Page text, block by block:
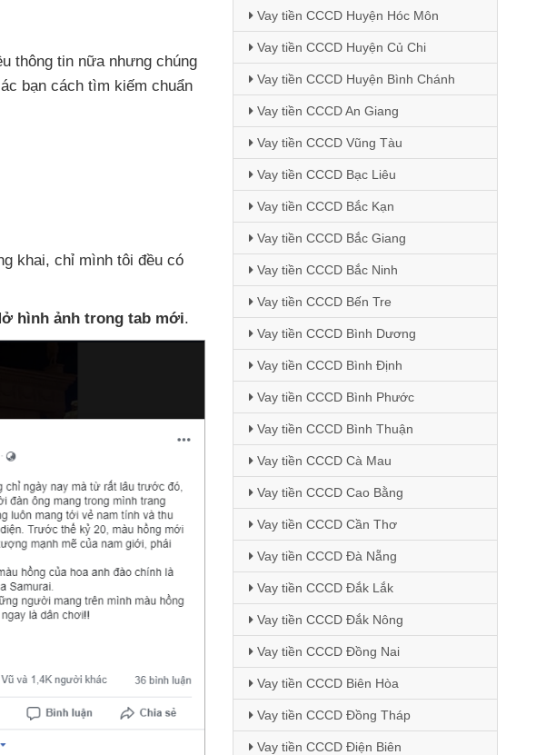
thông tin nữa nhưng chúng
bạn cách tìm kiếm chuẩn
khai, chỉ mình tôi đều có
hình ảnh trong tab mới.
Vay tiền CCCD Huyện Hóc Môn
Vay tiền CCCD Huyện Củ Chi
Vay tiền CCCD Huyện Bình Chánh
Vay tiền CCCD An Giang
Vay tiền CCCD Vũng Tàu
Vay tiền CCCD Bạc Liêu
Vay tiền CCCD Bắc Kạn
Vay tiền CCCD Bắc Giang
Vay tiền CCCD Bắc Ninh
Vay tiền CCCD Bến Tre
Vay tiền CCCD Bình Dương
Vay tiền CCCD Bình Định
Vay tiền CCCD Bình Phước
Vay tiền CCCD Bình Thuận
Vay tiền CCCD Cà Mau
Vay tiền CCCD Cao Bằng
Vay tiền CCCD Cần Thơ
Vay tiền CCCD Đà Nẵng
Vay tiền CCCD Đắk Lắk
Vay tiền CCCD Đắk Nông
Vay tiền CCCD Đồng Nai
Vay tiền CCCD Biên Hòa
Vay tiền CCCD Đồng Tháp
Vay tiền CCCD Điện Biên